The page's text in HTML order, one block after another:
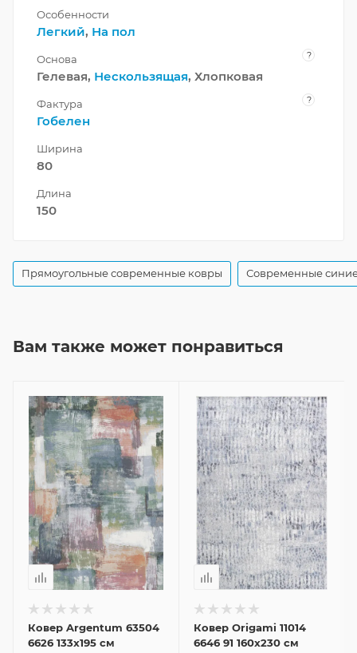
Особенности
Легкий, На пол
Основа ?
Гелевая, Нескользящая, Хлопковая
Фактура ?
Гобелен
Ширина
80
Длина
150
Прямоугольные современные ковры Современные
Вам также может понравиться
Ковер Argentum 63504
6626 133x195 см
Ковер Origami 11014
6646 91 160x230 см